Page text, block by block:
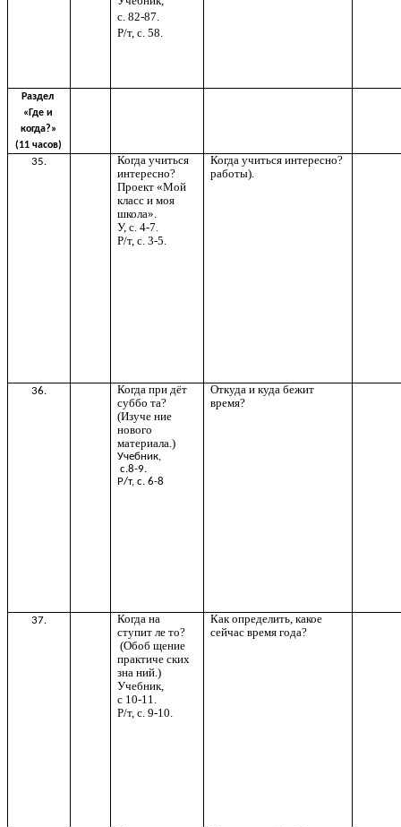
с. 82-87.
Р/т, с. 58.
Раздел
«Где и
когда?»
(11 часов)
35.
Когда учиться
интересно?
Проект «Мой
класс и моя
школа».
У, с. 4-7.
Р/т, с. 3-5.
Когда учиться интересно?
работы).
36.
Когда при дёт
суббо та?
(Изуче ние
нового
материала.)
Учебник,
с.8-9.
Р/т, с. 6-8
Откуда и куда бежит
время?
37.
Когда на
ступит ле то?
(Обоб щение
практиче ских
зна ний.)
Учебник,
с 10-11.
Р/т, с. 9-10.
Как определить, какое
сейчас время года?